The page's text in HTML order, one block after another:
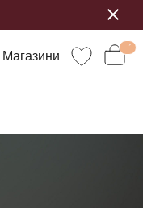
Магазини